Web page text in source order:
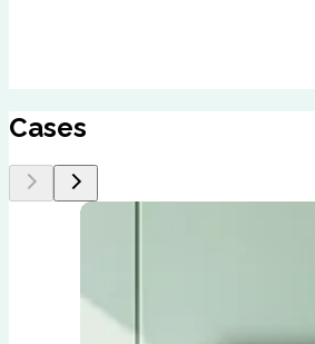
Cases